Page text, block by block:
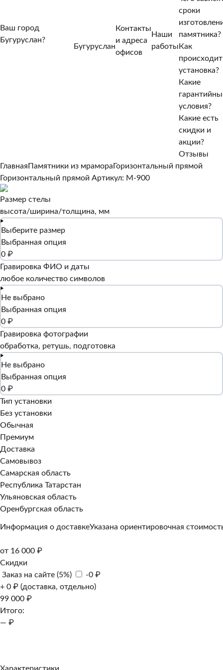
Ваш город
Бугуруслан?
Бугуруслан
Контакты
и адреса
офисов
Наши
работы
сроки
памятника?
Как
происходит
установка?
Какие
условия?
Какие есть
скидки и
акции?
Отзывы
Главная Памятники из мрамора Горизонтальный прямой
Горизонтальный прямой Артикул: M-900
Размер стелы
высота/ширина/толщина, мм
Выберите размер
Выбранная опция
0 ₽
Гравировка ФИО и даты
любое количество символов
Не выбрано
Выбранная опция
0 ₽
Гравировка фотографии
обработка, ретушь, подготовка
Не выбрано
Выбранная опция
0 ₽
Тип установки
Без установки
Обычная
Премиум
Доставка
Самовывоз
Самарская область
Республика Татарстан
Ульяновская область
Оренбургская область
Информация о доставкеУказана ориентировочная
от 16 000 ₽
Скидки
Заказ на сайте (5%)
-0 ₽
+ 0 ₽ (доставка, отдельно)
99 000 ₽
Итого:
— ₽